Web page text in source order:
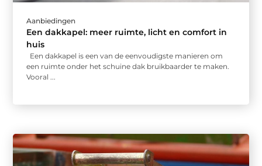
Aanbiedingen
Een dakkapel: meer ruimte, licht en comfort in
huis
Een dakkapel is een van de eenvoudigste manieren om
een ruimte onder het schuine dak bruikbaarder te maken.
Vooral ...